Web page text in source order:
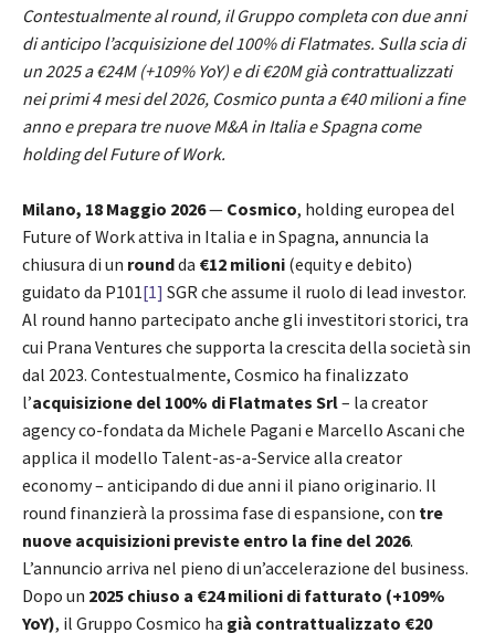
Contestualmente al round, il Gruppo completa con due anni
di anticipo l’acquisizione del 100% di Flatmates. Sulla scia di
un 2025 a €24M (+109% YoY) e di €20M già contrattualizzati
nei primi 4 mesi del 2026, Cosmico punta a €40 milioni a fine
anno e prepara tre nuove M&A in Italia e Spagna come
holding del Future of Work.
Milano, 18 Maggio 2026— Cosmico, holding europea del
Future of Work attiva in Italia e in Spagna, annuncia la
chiusura di un roundda €12 milioni (equity e debito)
guidato da P101[1] SGR che assume il ruolo di lead investor.
Al round hanno partecipato anche gli investitori storici, tra
cui Prana Ventures che supporta la crescita della società sin
dal 2023. Contestualmente, Cosmico ha finalizzato
l’acquisizione del 100% di Flatmates Srl– la creator
agency co-fondata da Michele Pagani e Marcello Ascani che
applica il modello Talent-as-a-Service alla creator
economy – anticipando di due anni il piano originario. Il
round finanzierà la prossima fase di espansione, con tre
nuove acquisizioni previste entro la fine del 2026.
L’annuncio arriva nel pieno di un’accelerazione del business.
Dopo un 2025 chiuso a €24 milioni di fatturato (+109%
YoY), il Gruppo Cosmico ha già contrattualizzato €20